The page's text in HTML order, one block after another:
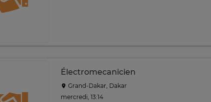
Électromecanicien
Grand-Dakar, Dakar
mercredi, 13:14